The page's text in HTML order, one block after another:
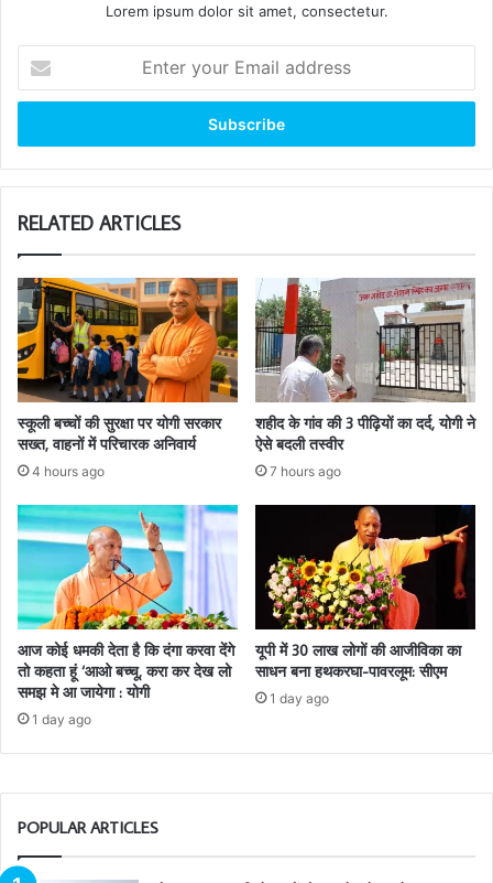
Lorem ipsum dolor sit amet, consectetur.
your
Email
RELATED ARTICLES
स्कूली बच्चों की सुरक्षा पर योगी सरकार
सख्त, वाहनों में परिचारक अनिवार्य
4 hours ago
शहीद के गांव की 3 पीढ़ियों का दर्द, योगी ने
ऐसे बदली तस्वीर
7 hours ago
आज कोई धमकी देता है कि दंगा करवा देंगे
तो कहता हूं ‘आओ बच्चू, करा कर देख लो
समझ मे आ जायेगा : योगी
1 day ago
यूपी में 30 लाख लोगों की आजीविका का
साधन बना हथकरघा-पावरलूम: सीएम
1 day ago
POPULAR ARTICLES